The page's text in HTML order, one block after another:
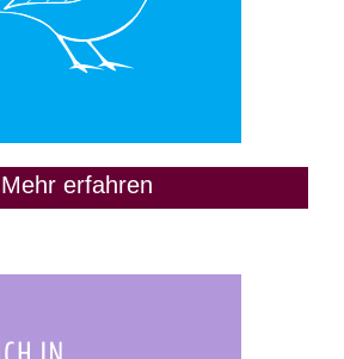
Mehr erfahren